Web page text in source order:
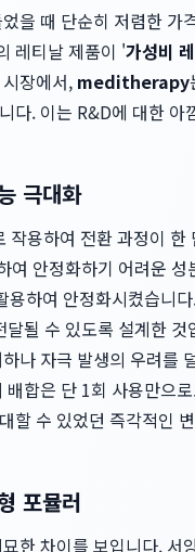
을 때 단순히 저렴한
레티날 제품이 '가성비
장에서, meditherapy
다. 이는 R&D에 대한
극대화
용하여 전환 과정이
여 안정화하기 어려운 성
하여 안정화시켰습니
될 수 있도록 설계한
나 자극 발생의 우려
합은 단 1회 사용만으
할 수 있었던 즉각적인
포뮬러
한 차이를 보입니다.